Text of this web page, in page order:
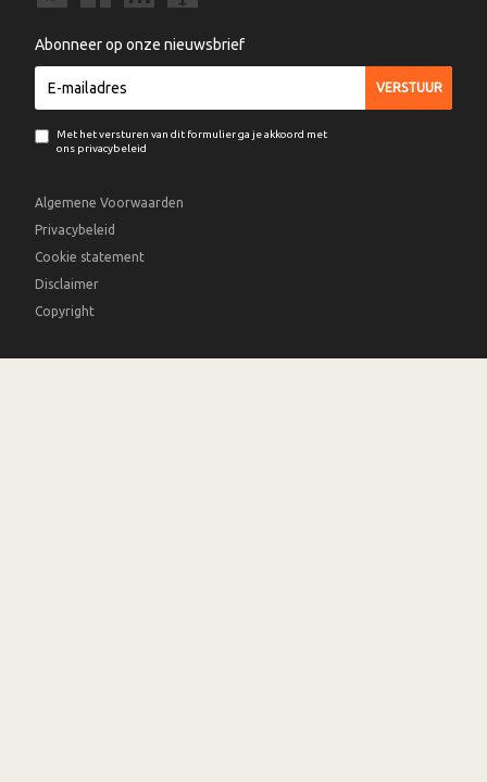
Abonneer op onze nieuwsbrief
Met het versturen van dit formulier ga je akkoord met
ons privacybeleid
Algemene Voorwaarden
Privacybeleid
Cookie statement
Disclaimer
Copyright